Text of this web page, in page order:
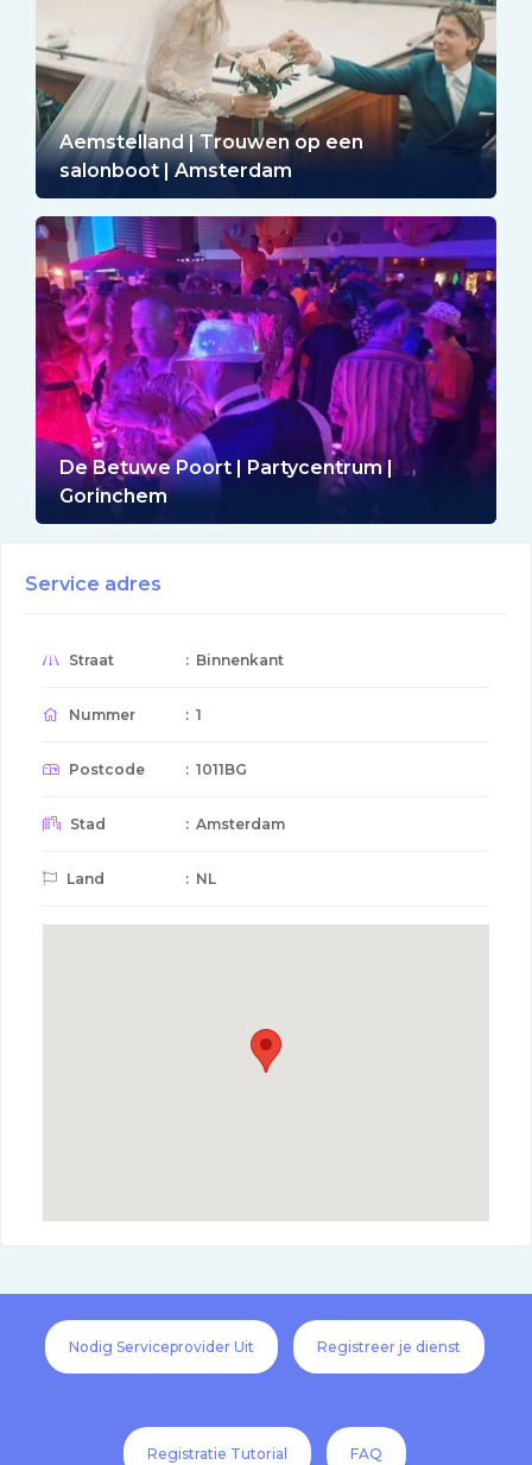
Aemstelland | Trouwen op een
salonboot | Amsterdam
De Betuwe Poort | Partycentrum |
Gorinchem
Service adres
Straat : Binnenkant
Nummer : 1
Postcode : 1011BG
Stad : Amsterdam
Land : NL
Nodig Serviceprovider Uit Registreer je dienst
Registratie Tutorial FAQ